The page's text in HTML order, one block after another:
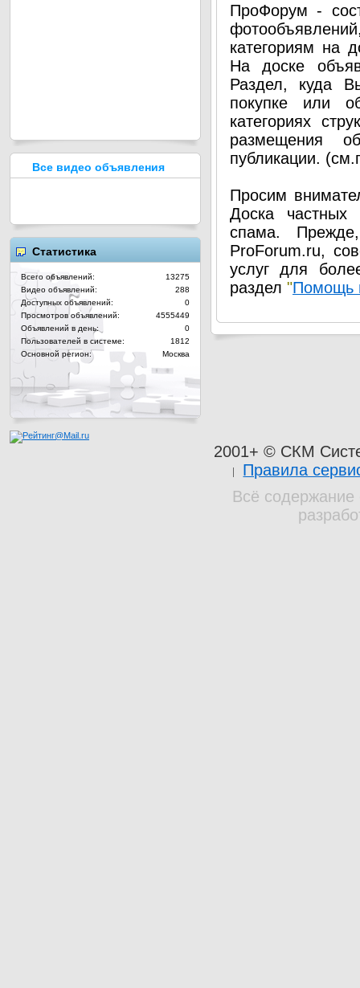
ПроФорум -
категориям на
На доске
Раздел, куда
покупке или
категориях
размещения
публикации.
Просим
Доска частных
спама.
ProForum.ru,
услуг для
раздел "Помощь
Все видео объявления
Статистика
Всего объявлений:
13275
Видео объявлений:
288
Доступных объявлений:
0
Просмотров объявлений:
4555449
Объявлений в день:
0
Пользователей в системе:
1812
Основной регион:
Москва
2001+ © СКМ
Правила
Всё содержание